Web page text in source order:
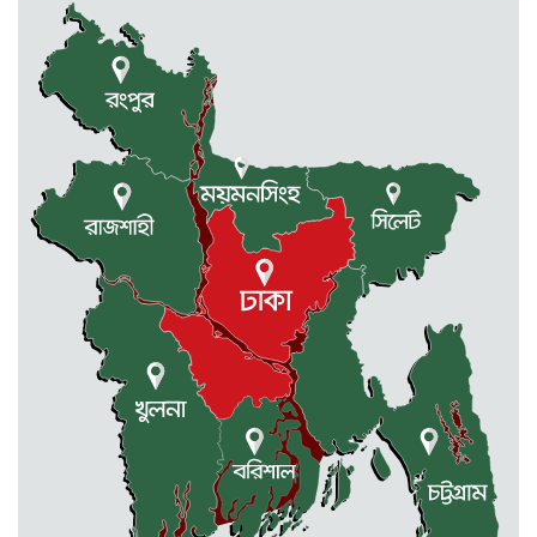
নেত্রকোনায় নিজ বসত ঘরে গলা...
2 weeks আগে
ফ্যাসিস্টের দোসর চুপ্পুকে গ্রেফতার করে...
2 weeks আগে